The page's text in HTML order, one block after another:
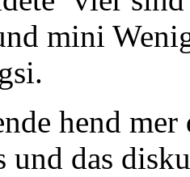
mini
hend
und das